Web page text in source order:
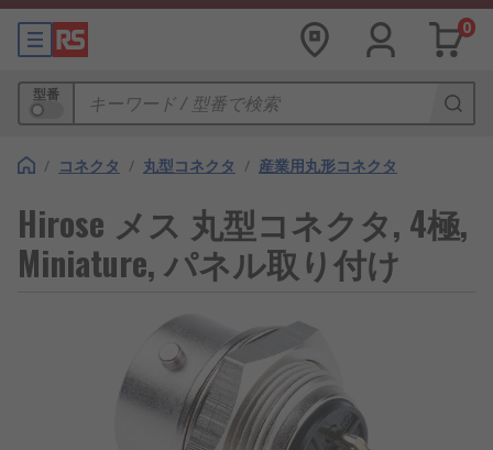
0
型番
/ コネクタ / 丸型コネクタ / 産業用丸形コネクタ
Hirose メス 丸型コネクタ, 4極,
Miniature, パネル取り付け